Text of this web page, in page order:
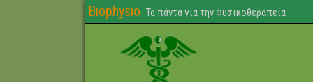
Biophysio Τα πάντα για την Φυσικοθεραπεία